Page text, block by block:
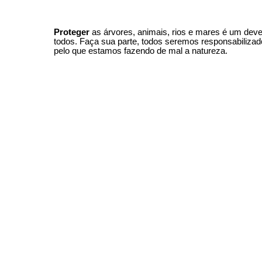
Proteger as árvores, animais, rios e mares é um
todos. Faça sua parte, todos seremos
pelo que estamos fazendo de mal a natureza.